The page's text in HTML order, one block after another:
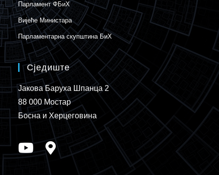
Парламент ФБиХ
Вијеће Министара
Парламентарна скупштина БиХ
Сједиште
Јакова Баруха Шпанца 2
88 000 Мостар
Босна и Херцеговина